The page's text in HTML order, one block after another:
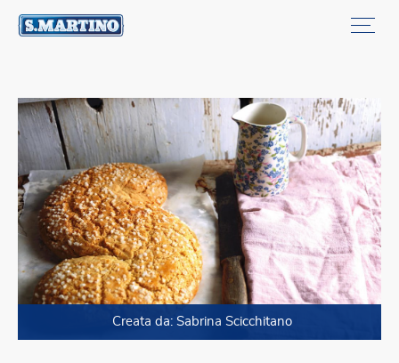
Vai alla ricette
Creata da: Sabrina Scicchitano